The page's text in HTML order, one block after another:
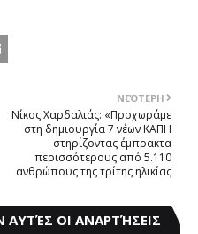
ΝΕΌΤΕΡΗ
Νίκος Χαρδαλιάς: «Προχωράμε
στη δημιουργία 7 νέων ΚΑΠΗ
στηρίζοντας έμπρακτα
περισσότερους από 5.110
ανθρώπους της τρίτης ηλικίας
ΟΙ ΑΝΑΡΤΉΣΕΙΣ